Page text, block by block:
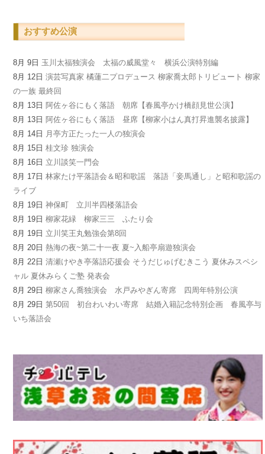
おすすめ公演
8月 9日 玉川太福独演会 太福の威風堂々 横浜公演特別編
8月 12日演芸写真家 橘蓮二プロデュース 柳家喬太郎トリビュート 柳家
の一族 最終回
8月 13日阿佐ヶ谷にもく落語 朝席【春風亭かけ橋顔見世公演】
8月 13日阿佐ヶ谷にもく落語 昼席【柳家小はん真打昇進襲名披露】
8月 14日 月亭方正たった一人の独演会
8月 15日桂文珍 独演会
8月 16日 立川談笑一門会
8月 17日林家たけ平落語会＆昭和歌謡 落語「妾馬通し」と昭和歌謡の
ライブ
8月 19日神保町 立川半四楼落語会
8月 19日柳家花緑 柳家三三 ふたり会
8月 19日 立川笑王丸勉強会第8回
8月 20日熱海の夜~第二十一夜 夏~入船亭扇遊独演会
8月 22日清瀬けやき亭落語応援会 そうだじゅげむきこう 夏休みスペシ
ャル 夏休みらくご塾 発表会
8月 29日柳家さん喬独演会 水戸みやぎん寄席 四周年特別公演
8月 29日第50回 初台わいわい寄席 結婚入籍記念特別企画 春風亭与
いち落語会